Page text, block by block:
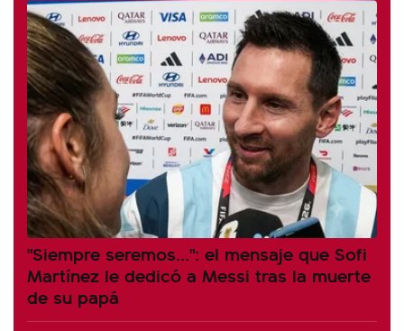
"Siempre seremos...": el mensaje que Sofi
Martínez le dedicó a Messi tras la muerte
de su papá